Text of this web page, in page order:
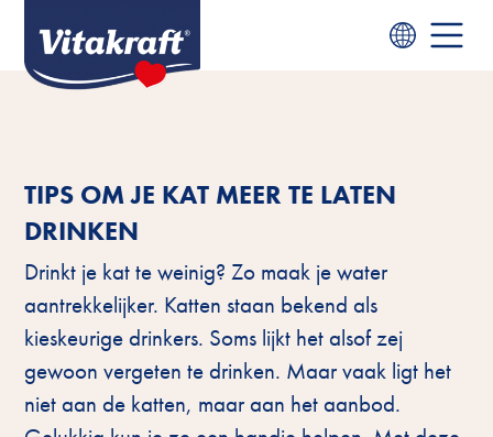
TIPS OM JE KAT MEER TE LATEN
DRINKEN
Drinkt je kat te weinig? Zo maak je water
aantrekkelijker. Katten staan bekend als
kieskeurige drinkers. Soms lijkt het alsof zej
gewoon vergeten te drinken. Maar vaak ligt het
niet aan de katten, maar aan het aanbod.